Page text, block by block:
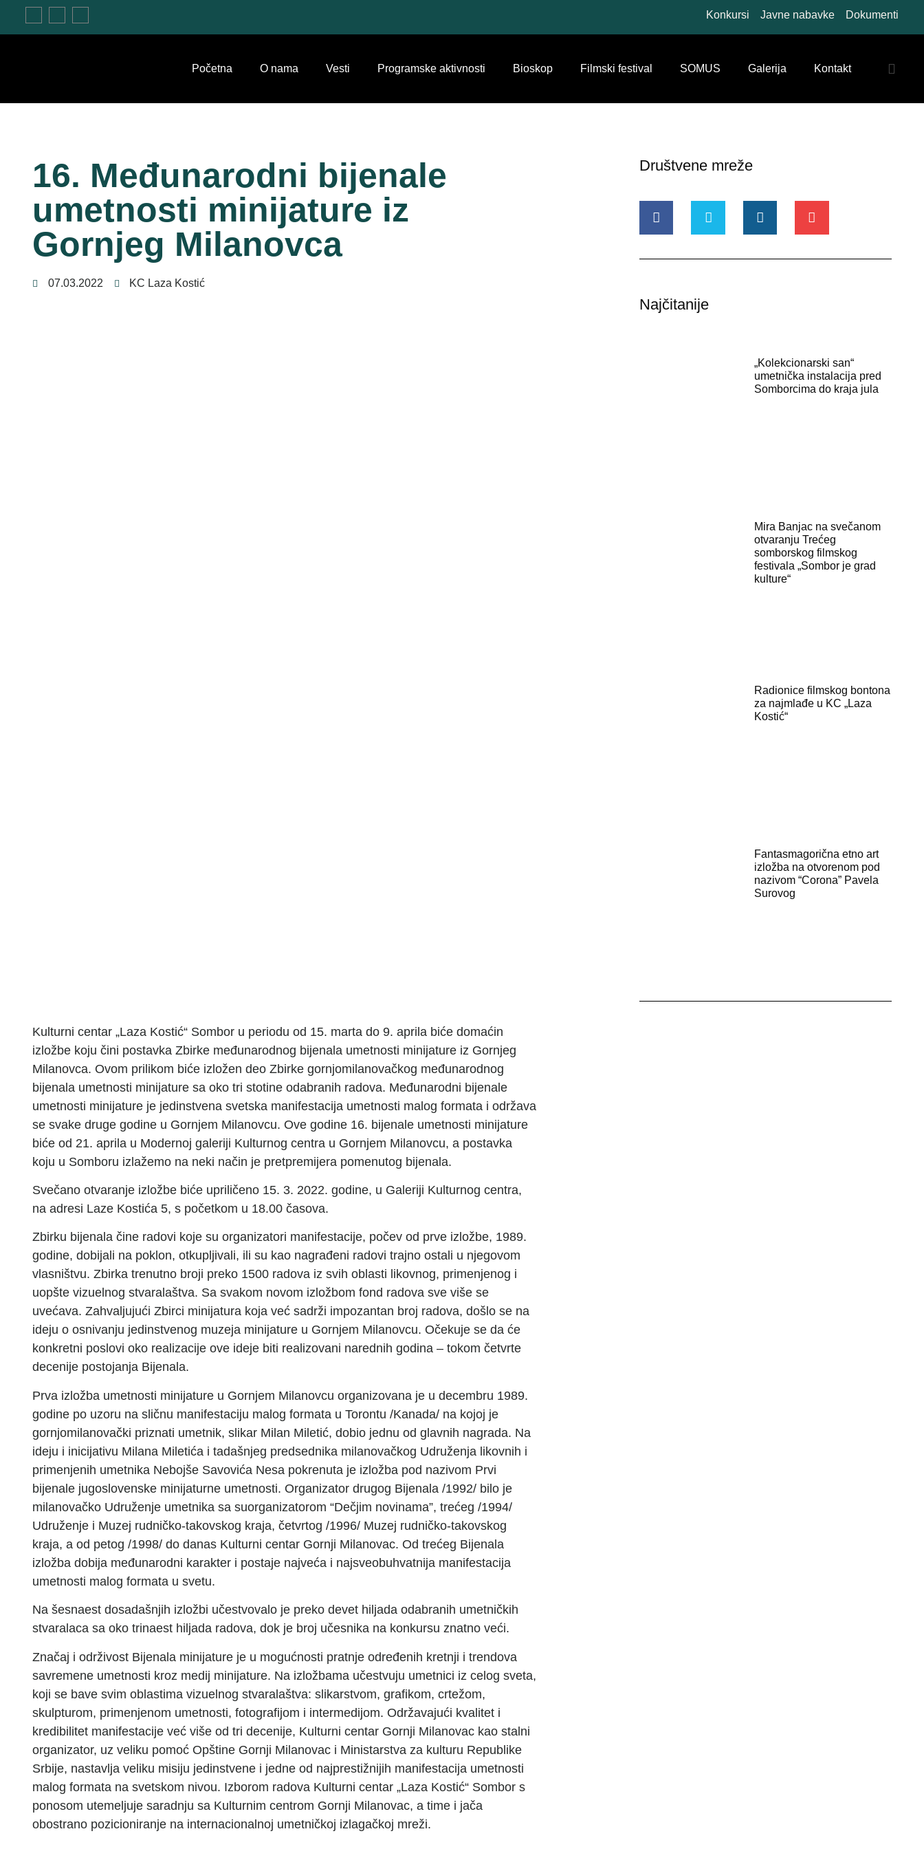
Konkursi Javne nabavke Dokumenti
Početna O nama Vesti Programske aktivnosti Bioskop Filmski festival SOMUS Galerija Kontakt
16. Međunarodni bijenale
umetnosti minijature iz
Gornjeg Milanovca
07.03.2022 KC Laza Kostić
Kulturni centar „Laza Kostić“ Sombor u periodu od 15. marta do 9. aprila biće domaćin
izložbe koju čini postavka Zbirke međunarodnog bijenala umetnosti minijature iz Gornjeg
Milanovca. Ovom prilikom biće izložen deo Zbirke gornjomilanovačkog međunarodnog
bijenala umetnosti minijature sa oko tri stotine odabranih radova. Međunarodni bijenale
umetnosti minijature je jedinstvena svetska manifestacija umetnosti malog formata i održava
se svake druge godine u Gornjem Milanovcu. Ove godine 16. bijenale umetnosti minijature
biće od 21. aprila u Modernoj galeriji Kulturnog centra u Gornjem Milanovcu, a postavka
koju u Somboru izlažemo na neki način je pretpremijera pomenutog bijenala.
Svečano otvaranje izložbe biće upriličeno 15. 3. 2022. godine, u Galeriji Kulturnog centra,
na adresi Laze Kostića 5, s početkom u 18.00 časova.
Zbirku bijenala čine radovi koje su organizatori manifestacije, počev od prve izložbe, 1989.
godine, dobijali na poklon, otkupljivali, ili su kao nagrađeni radovi trajno ostali u njegovom
vlasništvu. Zbirka trenutno broji preko 1500 radova iz svih oblasti likovnog, primenjenog i
uopšte vizuelnog stvaralaštva. Sa svakom novom izložbom fond radova sve više se
uvećava. Zahvaljujući Zbirci minijatura koja već sadrži impozantan broj radova, došlo se na
ideju o osnivanju jedinstvenog muzeja minijature u Gornjem Milanovcu. Očekuje se da će
konkretni poslovi oko realizacije ove ideje biti realizovani narednih godina – tokom četvrte
decenije postojanja Bijenala.
Prva izložba umetnosti minijature u Gornjem Milanovcu organizovana je u decembru 1989.
godine po uzoru na sličnu manifestaciju malog formata u Torontu /Kanada/ na kojoj je
gornjomilanovački priznati umetnik, slikar Milan Miletić, dobio jednu od glavnih nagrada. Na
ideju i inicijativu Milana Miletića i tadašnjeg predsednika milanovačkog Udruženja likovnih i
primenjenih umetnika Nebojše Savovića Nesa pokrenuta je izložba pod nazivom Prvi
bijenale jugoslovenske minijaturne umetnosti. Organizator drugog Bijenala /1992/ bilo je
milanovačko Udruženje umetnika sa suorganizatorom “Dečjim novinama”, trećeg /1994/
Udruženje i Muzej rudničko-takovskog kraja, četvrtog /1996/ Muzej rudničko-takovskog
kraja, a od petog /1998/ do danas Kulturni centar Gornji Milanovac. Od trećeg Bijenala
izložba dobija međunarodni karakter i postaje najveća i najsveobuhvatnija manifestacija
umetnosti malog formata u svetu.
Na šesnaest dosadašnjih izložbi učestvovalo je preko devet hiljada odabranih umetničkih
stvaralaca sa oko trinaest hiljada radova, dok je broj učesnika na konkursu znatno veći.
Značaj i održivost Bijenala minijature je u mogućnosti pratnje određenih kretnji i trendova
savremene umetnosti kroz medij minijature. Na izložbama učestvuju umetnici iz celog sveta,
koji se bave svim oblastima vizuelnog stvaralaštva: slikarstvom, grafikom, crtežom,
skulpturom, primenjenom umetnosti, fotografijom i intermedijom. Održavajući kvalitet i
kredibilitet manifestacije već više od tri decenije, Kulturni centar Gornji Milanovac kao stalni
organizator, uz veliku pomoć Opštine Gornji Milanovac i Ministarstva za kulturu Republike
Srbije, nastavlja veliku misiju jedinstvene i jedne od najprestižnijih manifestacija umetnosti
malog formata na svetskom nivou. Izborom radova Kulturni centar „Laza Kostić“ Sombor s
ponosom utemeljuje saradnju sa Kulturnim centrom Gornji Milanovac, a time i jača
obostrano pozicioniranje na internacionalnoj umetničkoj izlagačkoj mreži.
Društvene mreže
Najčitanije
„Kolekcionarski san“
umetnička instalacija pred
Somborcima do kraja jula
Mira Banjac na svečanom
otvaranju Trećeg
somborskog filmskog
festivala „Sombor je grad
kulture“
Radionice filmskog bontona
za najmlađe u KC „Laza
Kostić“
Fantasmagorična etno art
izložba na otvorenom pod
nazivom “Corona” Pavela
Surovog